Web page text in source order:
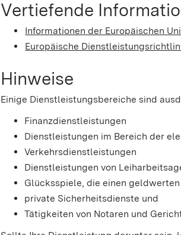
Vertiefende
Informationen der Europäischen
Europäische
Hinweise
Einige Dienstleistungsbereiche sind
Finanzdienstleistungen
Dienstleistungen im Bereich der
Verkehrsdienstleistungen
Dienstleistungen von
Glücksspiele, die einen
private Sicherheitsdienste und
Tätigkeiten von Notaren und